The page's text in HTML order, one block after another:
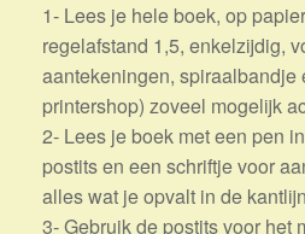
1- Lees je hele boek, op
regelafstand 1,5, enkelzijdig,
aantekeningen, spiraalbandje
printershop) zoveel mogelijk
2- Lees je boek met een pen
postits en een schriftje voor
alles wat je opvalt in de
3- Gebruik de postits voor het